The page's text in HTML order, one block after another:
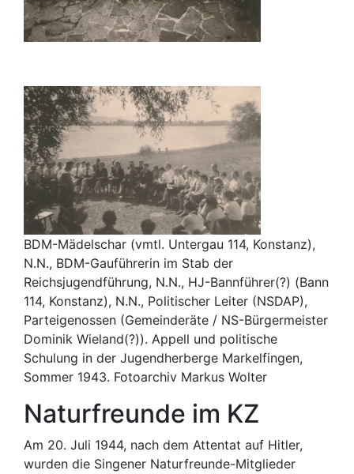
BDM-Mädelschar (vmtl. Untergau 114, Konstanz),
N.N., BDM-Gauführerin im Stab der
Reichsjugendführung, N.N., HJ-Bannführer(?) (Bann
114, Konstanz), N.N., Politischer Leiter (NSDAP),
Parteigenossen (Gemeinderäte / NS-Bürgermeister
Dominik Wieland(?)). Appell und politische
Schulung in der Jugendherberge Markelfingen,
Sommer 1943. Fotoarchiv Markus Wolter
Naturfreunde im KZ
Am 20. Juli 1944, nach dem Attentat auf Hitler,
wurden die Singener Naturfreunde-Mitglieder